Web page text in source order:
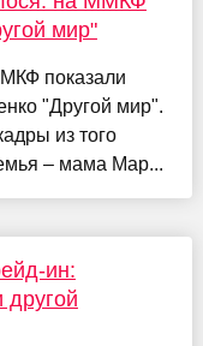
мир"
показали
"Другой мир".
из того
– мама Мар...
ин:
другой